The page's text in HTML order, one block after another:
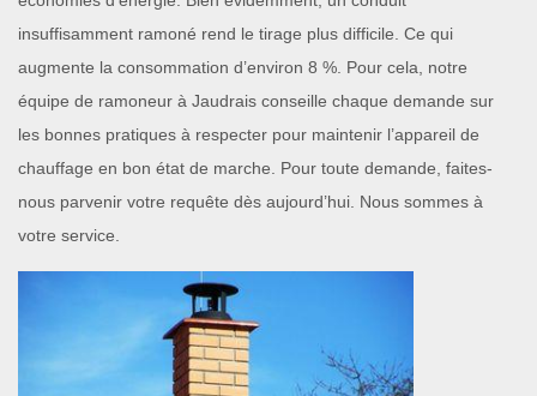
insuffisamment ramoné rend le tirage plus difficile. Ce qui
augmente la consommation d’environ 8 %. Pour cela, notre
équipe de ramoneur à Jaudrais conseille chaque demande sur
les bonnes pratiques à respecter pour maintenir l’appareil de
chauffage en bon état de marche. Pour toute demande, faites-
nous parvenir votre requête dès aujourd’hui. Nous sommes à
votre service.